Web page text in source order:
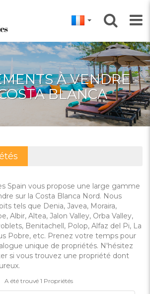
À VENDRE
BLANCA
Spain vous propose une large gamme
sur la Costa Blanca Nord. Nous
tels que Denia, Javea, Moraira,
Albir, Altea, Jalon Valley, Orba Valley,
Benitachell, Polop, Alfaz del Pi, La
Pobre, etc. Prenez votre temps pour
unique de propriétés. N'hésitez
si vous trouvez une propriété dont
A été trouvé 1 Propriétés